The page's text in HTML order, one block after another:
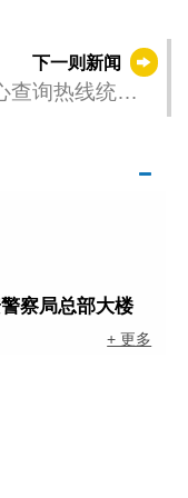
下一则新闻
查询热线统计
察局总部大楼
+ 更多